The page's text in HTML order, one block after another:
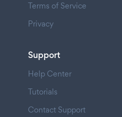
Terms of Service
Privacy
Support
Help Center
Tutorials
Contact Support